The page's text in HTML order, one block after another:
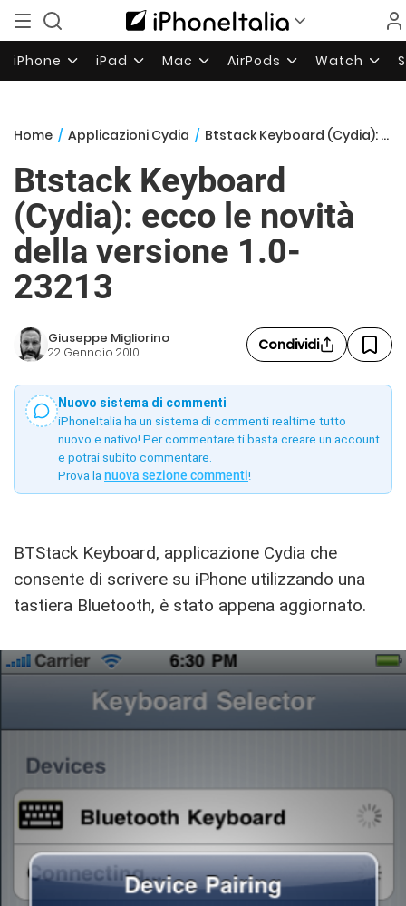
iPhone iPad Mac AirPods Watch
Home / Applicazioni Cydia / Btstack Keyboard (Cydia): ecco le novità della versione 1.0-23213
Btstack Keyboard
(Cydia): ecco le novità
della versione 1.0-
23213
Giuseppe Migliorino
22 Gennaio 2010 Condividi
Nuovo sistema di commenti
iPhoneItalia ha un sistema di commenti realtime tutto
nuovo e nativo! Per commentare ti basta creare un account
e potrai subito commentare.
Prova la nuova sezione commenti!
BTStack Keyboard, applicazione Cydia che
consente di scrivere su iPhone utilizzando una
tastiera Bluetooth, è stato appena aggiornato.